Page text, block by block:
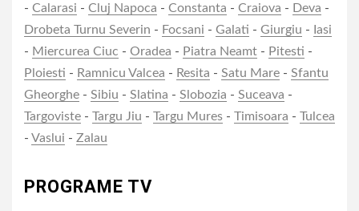
- Calarasi - Cluj Napoca - Constanta - Craiova - Deva -
Drobeta Turnu Severin - Focsani - Galati - Giurgiu - Iasi
- Miercurea Ciuc - Oradea - Piatra Neamt - Pitesti -
Ploiesti - Ramnicu Valcea - Resita - Satu Mare - Sfantu
Gheorghe - Sibiu - Slatina - Slobozia - Suceava -
Targoviste - Targu Jiu - Targu Mures - Timisoara - Tulcea
- Vaslui - Zalau
PROGRAME TV